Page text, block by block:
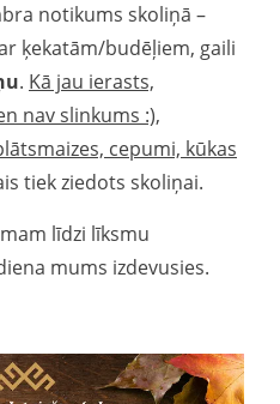
notikums skoliņā –
ķekatām/budēļiem, gaili
. Kā jau ierasts,
nav slinkums :),
cepumi, kūkas
tiek ziedots skoliņai.
līdzi līksmu
mums izdevusies.